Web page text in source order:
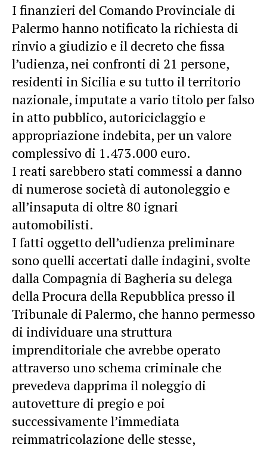
I finanzieri del Comando Provinciale di
Palermo hanno notificato la richiesta di
rinvio a giudizio e il decreto che fissa
l’udienza, nei confronti di 21 persone,
residenti in Sicilia e su tutto il territorio
nazionale, imputate a vario titolo per falso
in atto pubblico, autoriciclaggio e
appropriazione indebita, per un valore
complessivo di 1.473.000 euro.
I reati sarebbero stati commessi a danno
di numerose società di autonoleggio e
all’insaputa di oltre 80 ignari
automobilisti.
I fatti oggetto dell’udienza preliminare
sono quelli accertati dalle indagini, svolte
dalla Compagnia di Bagheria su delega
della Procura della Repubblica presso il
Tribunale di Palermo, che hanno permesso
di individuare una struttura
imprenditoriale che avrebbe operato
attraverso uno schema criminale che
prevedeva dapprima il noleggio di
autovetture di pregio e poi
successivamente l’immediata
reimmatricolazione delle stesse,